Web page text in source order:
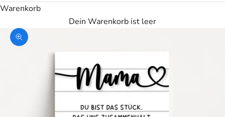
Warenkorb
Dein Warenkorb ist leer
Bild vergrößern